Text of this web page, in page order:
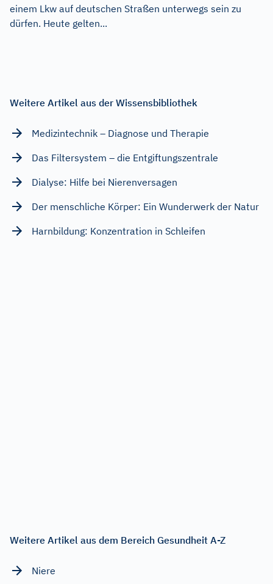
einem Lkw auf deutschen Straßen unterwegs sein zu
dürfen. Heute gelten...
Weitere Artikel aus der Wissensbibliothek
Medizintechnik – Diagnose und Therapie
Das Filtersystem – die Entgiftungszentrale
Dialyse: Hilfe bei Nierenversagen
Der menschliche Körper: Ein Wunderwerk der Natur
Harnbildung: Konzentration in Schleifen
Weitere Artikel aus dem Bereich Gesundheit A-Z
Niere